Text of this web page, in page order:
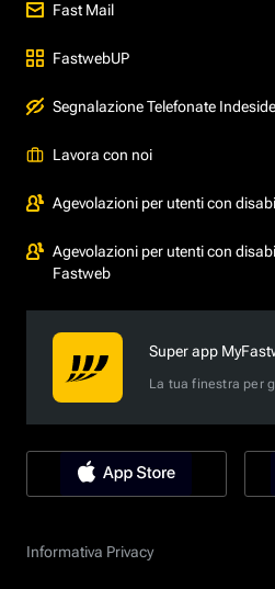
Fast Mail
FastwebUP
Segnalazione Telefonate
Lavora con noi
Agevolazioni per utenti con
Agevolazioni per utenti con
Fastweb
Super app
La tua finestra per
Informativa Privacy